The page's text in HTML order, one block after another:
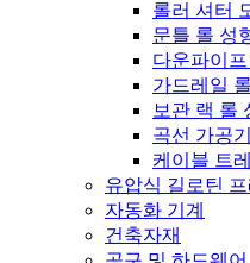
롤러 셔터
문틀 롤 성
다운파이프
가드레일
보관 랙 롤
곡선 가공기
케이블 트
유압식 길로틴
자동화 기계
건축자재